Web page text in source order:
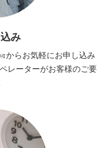
み
からお気軽にお申し込み
レーターがお客様のご要